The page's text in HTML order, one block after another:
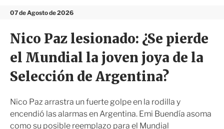
n
07 de Agosto de 2026
s
i
r
Nico Paz lesionado: ¿Se pierde
el Mundial la joven joya de la
Selección de Argentina?
Nico Paz arrastra un fuerte golpe en la rodilla y
encendió las alarmas en Argentina. Emi Buendía asoma
como su posible reemplazo para el Mundial